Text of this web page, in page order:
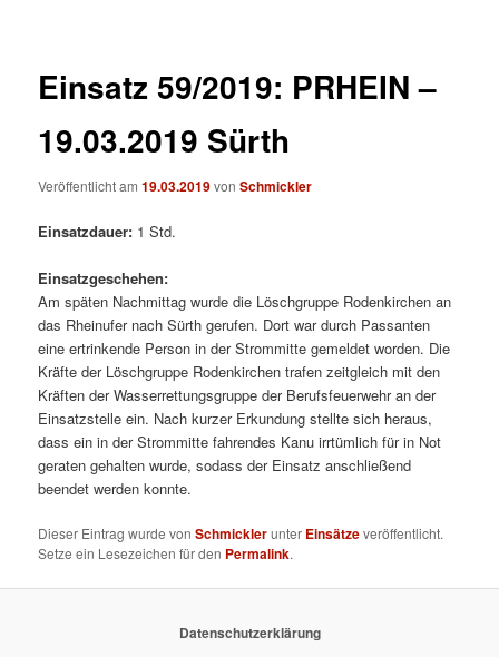
Einsatz 59/2019: PRHEIN –
19.03.2019 Sürth
Veröffentlicht am19.03.2019vonSchmickler
Einsatzdauer: 1 Std.
Einsatzgeschehen:
Am späten Nachmittag wurde die Löschgruppe Rodenkirchen an
das Rheinufer nach Sürth gerufen. Dort war durch Passanten
eine ertrinkende Person in der Strommitte gemeldet worden. Die
Kräfte der Löschgruppe Rodenkirchen trafen zeitgleich mit den
Kräften der Wasserrettungsgruppe der Berufsfeuerwehr an der
Einsatzstelle ein. Nach kurzer Erkundung stellte sich heraus,
dass ein in der Strommitte fahrendes Kanu irrtümlich für in Not
geraten gehalten wurde, sodass der Einsatz anschließend
beendet werden konnte.
Dieser Eintrag wurde vonSchmicklerunter Einsätzeveröffentlicht.
Setze ein Lesezeichen für den Permalink.
Datenschutzerklärung